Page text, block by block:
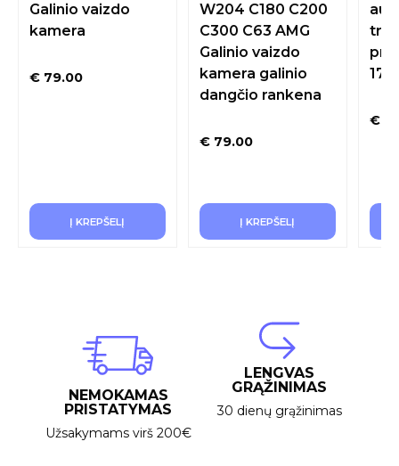
Galinio vaizdo
kamera
€ 79.00
Į KREPŠELĮ
W204 C180 C200
C300 C63 AMG
Galinio vaizdo
kamera galinio
dangčio rankena
€79.00
Į KREPŠELĮ
€
NEMOKAMAS
PRISTATYMAS
Užsakymams virš 200€
LENGVAS
GRĄŽINIMAS
30 dienų grąžinimas